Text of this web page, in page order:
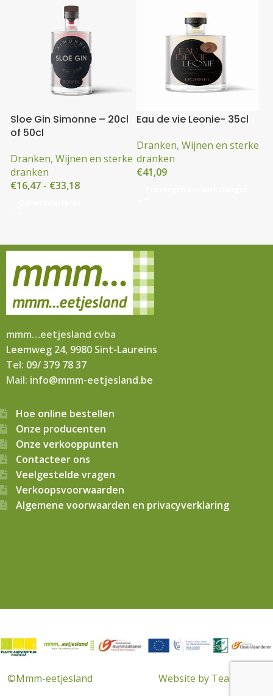
Sloe Gin Simonne – 20cl
of 50cl
Dranken, Wijnen en sterke
dranken
€16,47 - €33,18
Eau de vie Leonie- 35cl
Dranken, Wijnen en sterke
dranken
€41,09
mmm…eetjesland cvba
Leemweg 24, 9980 Sint-Laureins
Tel: 09/ 379 78 37
Mail: info@mmm-eetjesland.be
Hoe online bestellen
Onze producenten
Onze verkooppunten
Contacteer ons
Veelgestelde vragen
Verkoopsvoorwaarden
Algemene voorwaarden en privacyverklaring
©Mmm-eetjesland Website by Team Made